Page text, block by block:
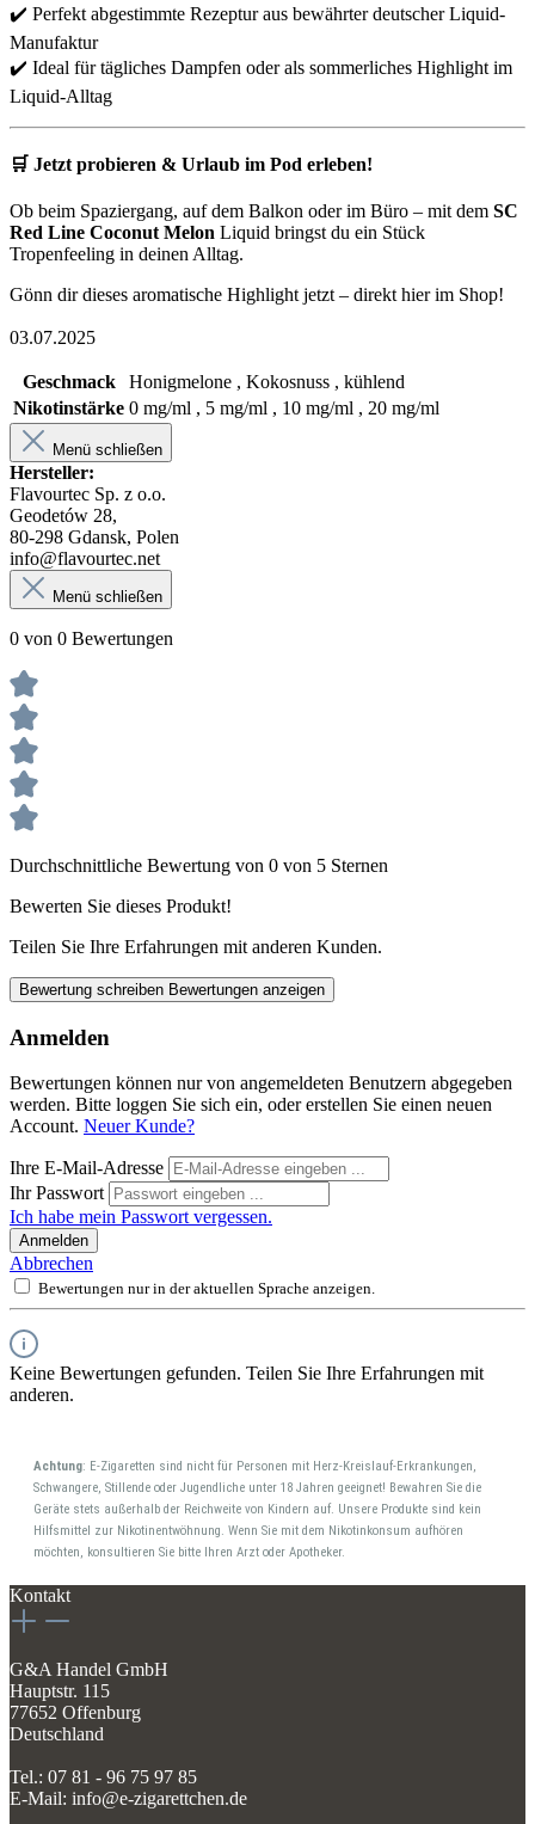
✔️ Perfekt abgestimmte Rezeptur aus bewährter deutscher Liquid-
Manufaktur
✔️ Ideal für tägliches Dampfen oder als sommerliches Highlight im
Liquid-Alltag
🛒 Jetzt probieren & Urlaub im Pod erleben!
Ob beim Spaziergang, auf dem Balkon oder im Büro – mit dem SC
Red Line Coconut Melon Liquid bringst du ein Stück
Tropenfeeling in deinen Alltag.
Gönn dir dieses aromatische Highlight jetzt – direkt hier im Shop!
03.07.2025
Geschmack
Honigmelone , Kokosnuss , kühlend
Nikotinstärke 0 mg/ml , 5 mg/ml , 10 mg/ml , 20 mg/ml
Menü schließen
Hersteller:
Flavourtec Sp. z o.o.
Geodetów 28,
80-298 Gdansk, Polen
info@flavourtec.net
Menü schließen
0 von 0 Bewertungen
Durchschnittliche Bewertung von 0 von 5 Sternen
Bewerten Sie dieses Produkt!
Teilen Sie Ihre Erfahrungen mit anderen Kunden.
Bewertung schreiben Bewertungen anzeigen
Anmelden
Bewertungen können nur von angemeldeten Benutzern abgegeben
werden. Bitte loggen Sie sich ein, oder erstellen Sie einen neuen
Account. Neuer Kunde?
Ihre E-Mail-Adresse
Ihr Passwort
Ich habe mein Passwort vergessen.
Anmelden
Abbrechen
Bewertungen nur in der aktuellen Sprache anzeigen.
Keine Bewertungen gefunden. Teilen Sie Ihre Erfahrungen mit
anderen.
Achtung: E-Zigaretten sind nicht für Personen mit Herz-Kreislauf-Erkrankungen,
Schwangere, Stillende oder Jugendliche unter 18 Jahren geeignet! Bewahren Sie die
Geräte stets außerhalb der Reichweite von Kindern auf. Unsere Produkte sind kein
Hilfsmittel zur Nikotinentwöhnung. Wenn Sie mit dem Nikotinkonsum aufhören
möchten, konsultieren Sie bitte Ihren Arzt oder Apotheker.
Kontakt
G&A Handel GmbH
Hauptstr. 115
77652 Offenburg
Deutschland
Tel.: 07 81 - 96 75 97 85
E-Mail: info@e-zigarettchen.de